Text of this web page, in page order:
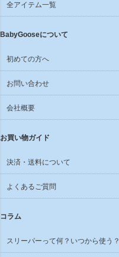
全アイテム一覧
BabyGooseについて
初めての方へ
お問い合わせ
会社概要
お買い物ガイド
決済・送料について
よくあるご質問
コラム
スリーパーって何？いつから使う？